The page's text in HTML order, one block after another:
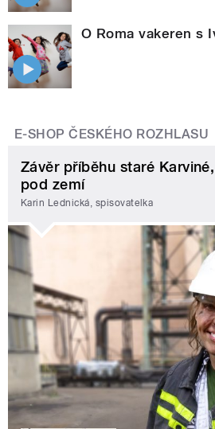
O Roma vakeren s
E-SHOP ČESKÉHO ROZHLASU
Závěr příběhu staré
pod zemí
Karin Lednická, spisovatelka